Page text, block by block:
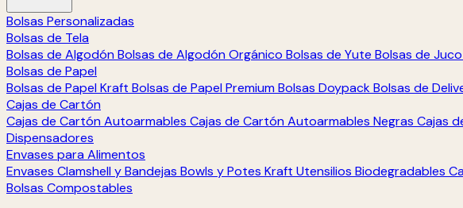
Bolsas Personalizadas
Bolsas de Tela
Bolsas de Algodón Bolsas de Algodón Orgánico Bolsas de Yute Bolsas de Juco
Bolsas de Papel
Bolsas de Papel Kraft Bolsas de Papel Premium Bolsas DoypackBolsas de
Cajas de Cartón
Cajas de Cartón Autoarmables Cajas de Cartón Autoarmables Negras Cajas
Dispensadores
Envases para Alimentos
Envases Clamshell y Bandejas Bowls y Potes Kraft Utensilios Biodegradables
Bolsas Compostables